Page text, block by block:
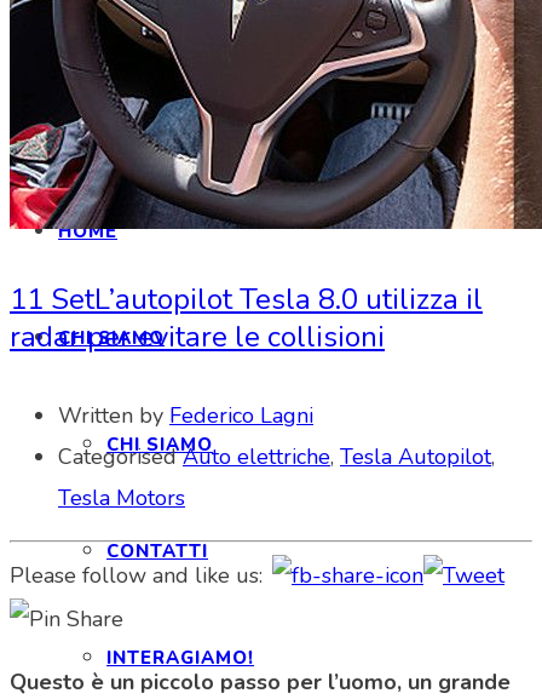
HOME
CHI SIAMO
CHI SIAMO
CONTATTI
INTERAGIAMO!
11 SetL’autopilot Tesla 8.0 utilizza il
radar per evitare le collisioni
Written by Federico Lagni
CategorisedAuto elettriche, Tesla Autopilot,
Tesla Motors
Please follow and like us:
Questo è un piccolo passo per l’uomo, un grande